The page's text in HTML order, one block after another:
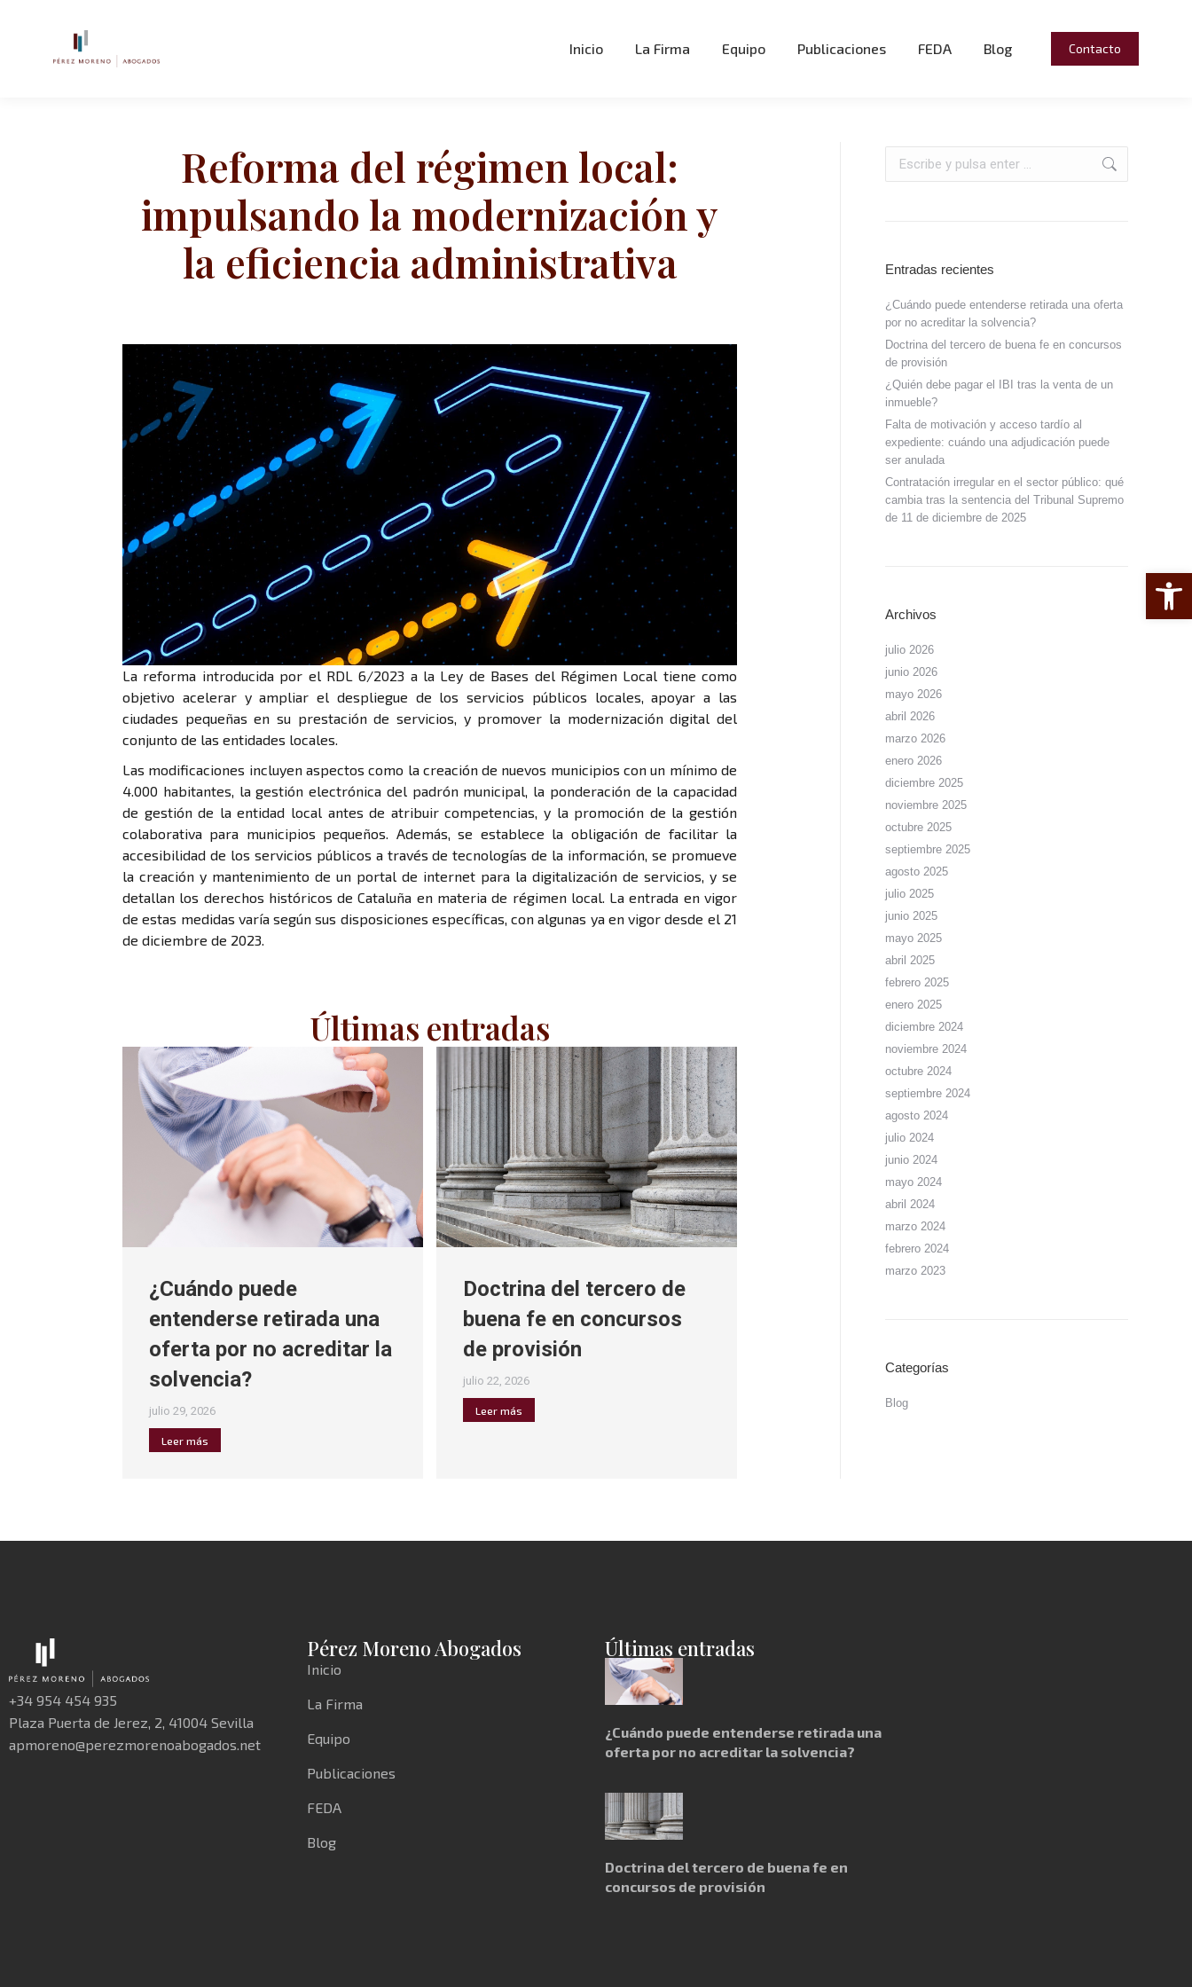
Abrir
Inicio La Firma Equipo Publicaciones FEDA Blog Contacto
Reforma del régimen local:
impulsando la modernización y
la eficiencia administrativa
La reforma introducida por el RDL 6/2023 a la Ley de Bases del Régimen Local tiene como
objetivo acelerar y ampliar el despliegue de los servicios públicos locales, apoyar a las
ciudades pequeñas en su prestación de servicios, y promover la modernización digital del
conjunto de las entidades locales.
Las modificaciones incluyen aspectos como la creación de nuevos municipios con un mínimo de
4.000 habitantes, la gestión electrónica del padrón municipal, la ponderación de la capacidad
de gestión de la entidad local antes de atribuir competencias, y la promoción de la gestión
colaborativa para municipios pequeños. Además, se establece la obligación de facilitar la
accesibilidad de los servicios públicos a través de tecnologías de la información, se promueve
la creación y mantenimiento de un portal de internet para la digitalización de servicios, y se
detallan los derechos históricos de Cataluña en materia de régimen local. La entrada en vigor
de estas medidas varía según sus disposiciones específicas, con algunas ya en vigor desde el 21
de diciembre de 2023.
Últimas entradas
¿Cuándo puede
entenderse retirada una
oferta por no acreditar la
solvencia?
julio 29, 2026
Leer más
Doctrina del tercero de
buena fe en concursos
de provisión
julio 22, 2026
Leer más
Entradas recientes
¿Cuándo puede entenderse retirada una oferta
por no acreditar la solvencia?
Doctrina del tercero de buena fe en concursos
de provisión
¿Quién debe pagar el IBI tras la venta de un
inmueble?
Falta de motivación y acceso tardío al
expediente: cuándo una adjudicación puede
ser anulada
Contratación irregular en el sector público: qué
cambia tras la sentencia del Tribunal Supremo
de 11 de diciembre de 2025
Archivos
julio 2026
junio 2026
mayo 2026
abril 2026
marzo 2026
enero 2026
diciembre 2025
noviembre 2025
octubre 2025
septiembre 2025
agosto 2025
julio 2025
junio 2025
mayo 2025
abril 2025
febrero 2025
enero 2025
diciembre 2024
noviembre 2024
octubre 2024
septiembre 2024
agosto 2024
julio 2024
junio 2024
mayo 2024
abril 2024
marzo 2024
febrero 2024
marzo 2023
Categorías
Blog
+34 954 454 935
Plaza Puerta de Jerez, 2, 41004 Sevilla
apmoreno@perezmorenoabogados.net
Pérez Moreno Abogados
Inicio
La Firma
Equipo
Publicaciones
FEDA
Blog
Últimas entradas
¿Cuándo puede entenderse retirada una
oferta por no acreditar la solvencia?
Doctrina del tercero de buena fe en
concursos de provisión